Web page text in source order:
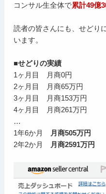
コンサル生全体で累計49億
読者の皆さんにも、せどり
います。
■せどりの実績
1ヶ月目 月商0円
2ヶ月目 月商65万円
3ヶ月目 月商153万円
4ヶ月目 月商261万円
…
1年6か月
月商505万円
2年2か月
月商2591万円